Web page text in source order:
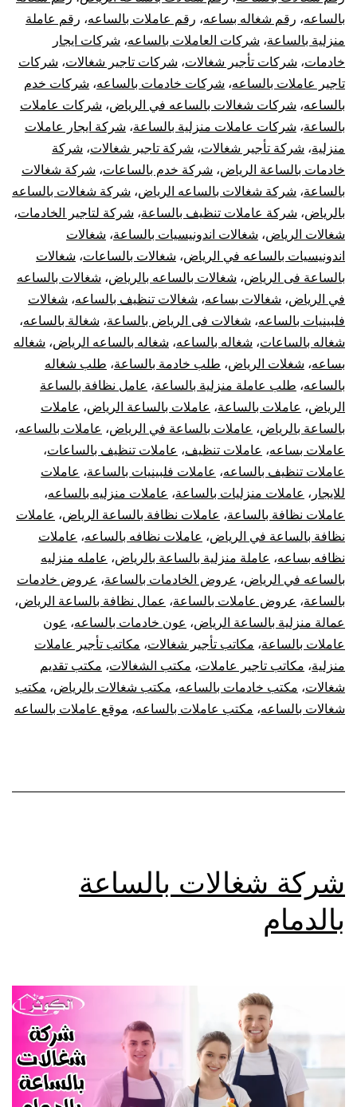
بالساعه، رقم شغاله بساعه، رقم عاملات بالساعه، رقم عاملة
منزلية بالساعة، شركات العاملات بالساعه، شركات ايجار
خادمات، شركات تأجير شغالات، شركات تاجير شغالات، شركات
تاجير عاملات بالساعه، شركات خادمات بالساعه، شركات خدم
بالساعه، شركات شغالات بالساعه في الرياض، شركات عاملات
بالساعة، شركات عاملات منزلية بالساعة، شركة ايجار عاملات
منزلية، شركة تأجير شغالات، شركة تاجير شغالات، شركة
خادمات بالساعة الرياض، شركة خدم بالساعات، شركة شغالات
بالساعة، شركة شغالات بالساعه الرياض، شركة شغالات بالساعه
بالرياض، شركة عاملات تنظيف بالساعة، شركة لتاجير الخادمات،
شغالات الرياض، شغالات اندونيسيات بالساعة، شغالات
اندونيسيات بالساعه في الرياض، شغالات بالساعات، شغالات
بالساعة فى الرياض، شغالات بالساعه بالرياض، شغالات بالساعه
في الرياض، شغالات بساعه، شغالات تنظيف بالساعه، شغالات
فلبينيات بالساعه، شغالات فى الرياض بالساعة، شغالة بالساعه،
شغاله بالساعات، شغاله بالساعه، شغاله بالساعه الرياض، شغاله
بساعه، شغلات الرياض، طلب خادمة بالساعة، طلب شغاله
بالساعه، طلب عاملة منزلية بالساعة، عامل نظافة بالساعة
الرياض، عاملات بالساعة، عاملات بالساعة الرياض، عاملات
بالساعة بالرياض، عاملات بالساعة في الرياض، عاملات بالساعه،
عاملات بساعه، عاملات تنظيف، عاملات تنظيف بالساعات،
عاملات تنظيف بالساعه، عاملات فلبينيات بالساعة، عاملات
للايجار ، عاملات منزليات بالساعة، عاملات منزليه بالساعه،
عاملات نظافة بالساعة، عاملات نظافة بالساعة الرياض، عاملات
نظافة بالساعة في الرياض، عاملات نظافه بالساعه، عاملات
نظافه بساعه، عاملة منزلية بالساعة بالرياض، عامله منزليه
بالساعه في الرياض، عروض الخادمات بالساعة، عروض خادمات
بالساعة، عروض عاملات بالساعة، عمال نظافة بالساعة الرياض،
عمالة منزلية بالساعة الرياض، عون خادمات بالساعه، عون
عاملات بالساعة، مكاتب تأجير شغالات، مكاتب تأجير عاملات
منزلية، مكاتب تاجير عاملات، مكتب الشغالات، مكتب تقديم
شغالات، مكتب خادمات بالساعه، مكتب شغالات بالرياض، مكتب
شغالات بالساعه، مكتب عاملات بالساعه، موقع عاملات بالساعه
شركة شغالات بالساعة
بالدمام